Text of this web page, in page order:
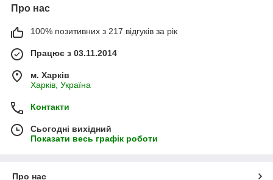
Про нас
100% позитивних з 217 відгуків за рік
Працює з 03.11.2014
м. Харків
Харків, Україна
Контакти
Сьогодні вихідний
Показати весь графік роботи
Про нас